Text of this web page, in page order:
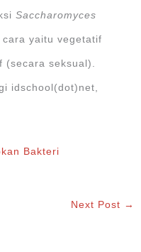
Saccharomyces
yaitu vegetatif
(secara seksual).
idschool(dot)net,
Bakteri
Next Post →